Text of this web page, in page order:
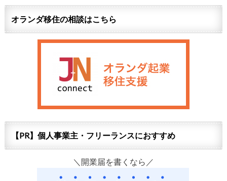
オランダ移住の相談はこちら
【PR】個人事業主・フリーランスにおすすめ
＼開業届を書くなら／